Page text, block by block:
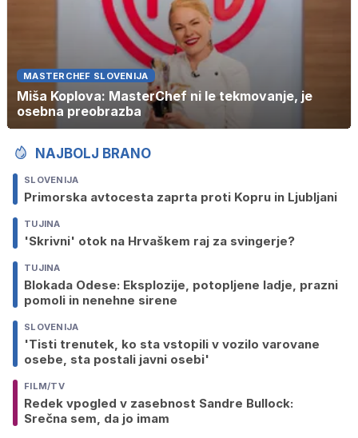
MASTERCHEF SLOVENIJA
Miša Koplova: MasterChef ni le tekmovanje, je
osebna preobrazba
NAJBOLJ BRANO
SLOVENIJA
Primorska avtocesta zaprta proti Kopru in Ljubljani
TUJINA
'Skrivni' otok na Hrvaškem raj za svingerje?
TUJINA
Blokada Odese: Eksplozije, potopljene ladje, prazni
pomoli in nenehne sirene
SLOVENIJA
'Tisti trenutek, ko sta vstopili v vozilo varovane
osebe, sta postali javni osebi'
FILM/TV
Redek vpogled v zasebnost Sandre Bullock:
Srečna sem, da jo imam